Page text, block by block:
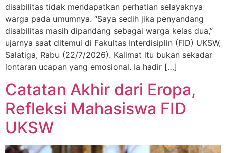
disabilitas tidak mendapatkan perhatian selayaknya
warga pada umumnya. “Saya sedih jika penyandang
disabilitas masih dipandang sebagai warga kelas dua,”
ujarnya saat ditemui di Fakultas Interdisiplin (FID) UKSW,
Salatiga, Rabu (22/7/2026). Kalimat itu bukan sekadar
lontaran ucapan yang emosional. Ia hadir […]
Catatan Akhir dari Eropa,
Refleksi Mahasiswa FID
UKSW